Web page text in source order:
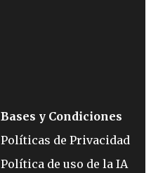
Bases y Condiciones
Políticas de Privacidad
Política de uso de la IA